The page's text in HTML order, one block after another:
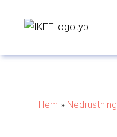
Hem » Nedrustning